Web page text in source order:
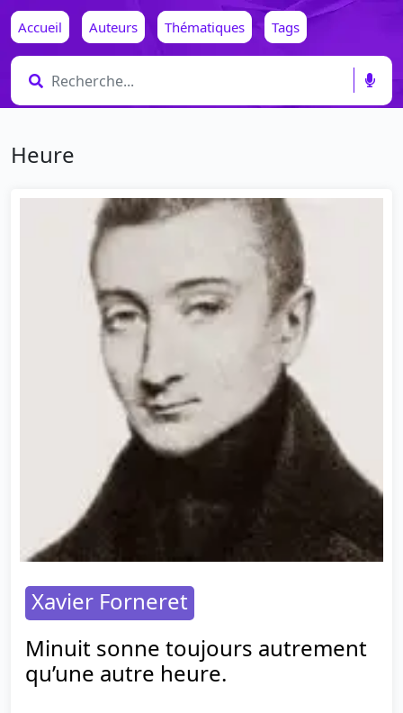
Accueil Auteurs Thématiques Tags
Heure
Xavier Forneret
Minuit sonne toujours autrement
qu’une autre heure.